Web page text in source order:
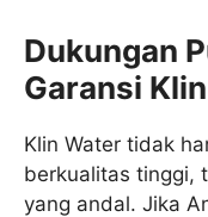
Dukungan
Garansi
Klin Water tidak
berkualitas tinggi,
yang andal. Jika